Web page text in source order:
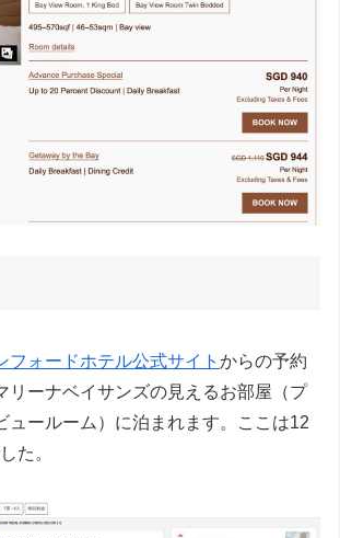
フォードホテル公式サイトからの予約
リーナベイサンズの見えるお部屋（プ
ュールーム）に泊まれます。ここは12
た。